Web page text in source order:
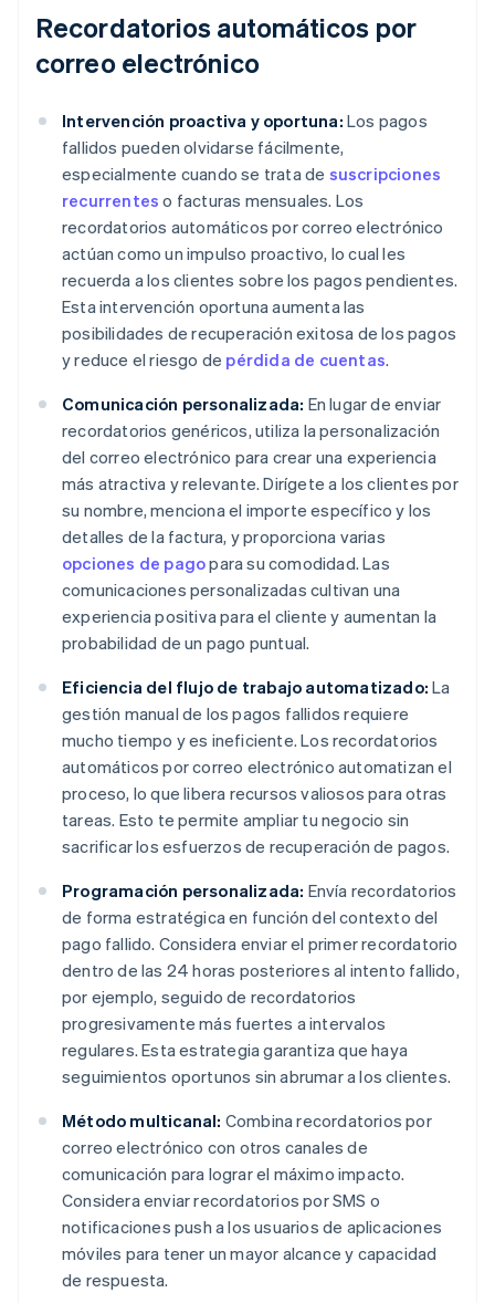
Recordatorios automáticos por
correo electrónico
Intervención proactiva y oportuna: Los pagos
fallidos pueden olvidarse fácilmente,
especialmente cuando se trata de suscripciones
recurrentes o facturas mensuales. Los
recordatorios automáticos por correo electrónico
actúan como un impulso proactivo, lo cual les
recuerda a los clientes sobre los pagos pendientes.
Esta intervención oportuna aumenta las
posibilidades de recuperación exitosa de los pagos
y reduce el riesgo de pérdida de cuentas.
Comunicación personalizada: En lugar de enviar
recordatorios genéricos, utiliza la personalización
del correo electrónico para crear una experiencia
más atractiva y relevante. Dirígete a los clientes por
su nombre, menciona el importe específico y los
detalles de la factura, y proporciona varias
opciones de pagopara su comodidad. Las
comunicaciones personalizadas cultivan una
experiencia positiva para el cliente y aumentan la
probabilidad de un pago puntual.
Eficiencia del flujo de trabajo automatizado: La
gestión manual de los pagos fallidos requiere
mucho tiempo y es ineficiente. Los recordatorios
automáticos por correo electrónico automatizan el
proceso, lo que libera recursos valiosos para otras
tareas. Esto te permite ampliar tu negocio sin
sacrificar los esfuerzos de recuperación de pagos.
Programación personalizada: Envía recordatorios
de forma estratégica en función del contexto del
pago fallido. Considera enviar el primer recordatorio
dentro de las 24 horas posteriores al intento fallido,
por ejemplo, seguido de recordatorios
progresivamente más fuertes a intervalos
regulares. Esta estrategia garantiza que haya
seguimientos oportunos sin abrumar a los clientes.
Método multicanal: Combina recordatorios por
correo electrónico con otros canales de
comunicación para lograr el máximo impacto.
Considera enviar recordatorios por SMS o
notificaciones push a los usuarios de aplicaciones
móviles para tener un mayor alcance y capacidad
de respuesta.